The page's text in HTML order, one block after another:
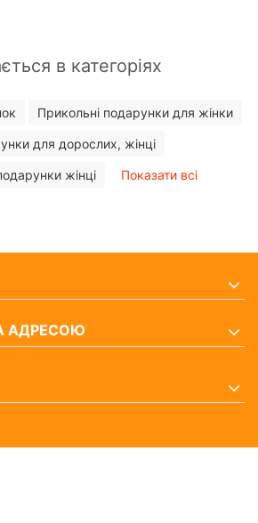
в категоріях
Прикольні подарунки для жінки
для дорослих, жінці
жінці Показати всі
АДРЕСОЮ